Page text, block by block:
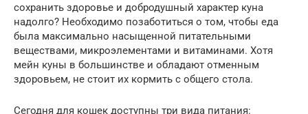
сохранить здоровье и добродушный характер куна
надолго? Необходимо позаботиться о том, чтобы еда
была максимально насыщенной питательными
веществами, микроэлементами и витаминами. Хотя
мейн куны в большинстве и обладают отменным
здоровьем, не стоит их кормить с общего стола.
Сегодня для кошек доступны три вида питания: